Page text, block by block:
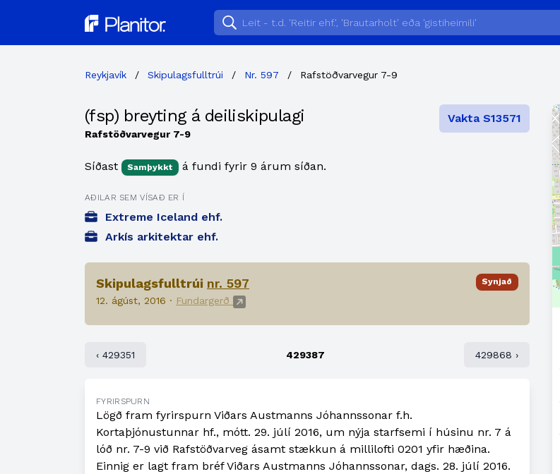
Planitor
Reykjavík / Skipulagsfulltrúi / Nr. 597 / Rafstöðvarvegur 7-9
(fsp) breyting á deiliskipulagi
Rafstöðvarvegur 7-9
Vakta S13571
Síðast Samþykkt á fundi fyrir 9 árum síðan.
AÐILAR SEM VÍSAÐ ER Í
Extreme Iceland ehf.
Arkís arkitektar ehf.
Skipulagsfulltrúi nr. 597
12. ágúst, 2016 · Fundargerð
Synjað
‹ 429351 429387 429868 ›
FYRIRSPURN
Lögð fram fyrirspurn Viðars Austmanns Jóhannssonar f.h.
Kortaþjónustunnar hf., mótt. 29. júlí 2016, um nýja starfsemi í húsinu nr. 7 á
lóð nr. 7-9 við Rafstöðvarveg ásamt stækkun á millilofti 0201 yfir hæðina.
Einnig er lagt fram bréf Viðars Austmanns Jóhannssonar, dags. 28. júlí 2016.